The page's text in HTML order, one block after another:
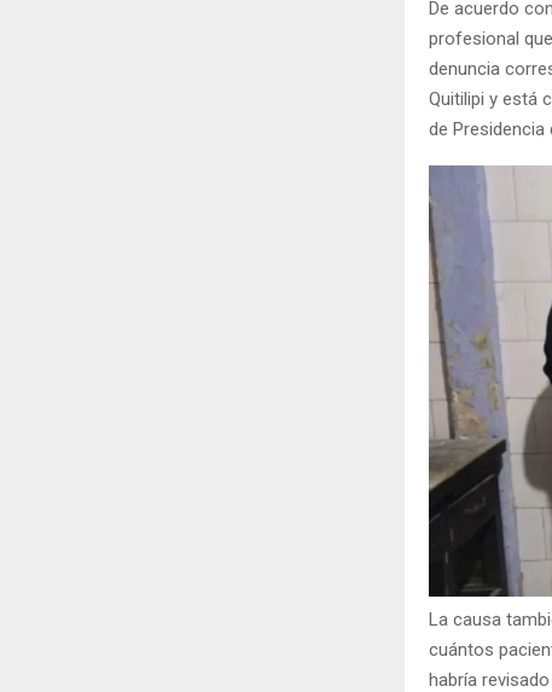
De acuerdo
profesional
denuncia
Quitilipi y está
de Presidencia
La causa
cuántos
habría